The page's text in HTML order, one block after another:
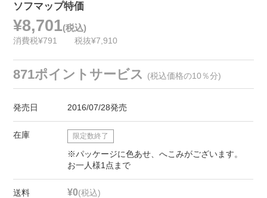
ソフマップ特価
¥8,701(税込)
消費税¥791 税抜¥7,910
871ポイントサービス (税込価格の10％分)
発売日 2016/07/28発売
在庫 限定数終了
※パッケージに色あせ、へこみがございます。
お一人様1点まで
送料 ¥0(税込)